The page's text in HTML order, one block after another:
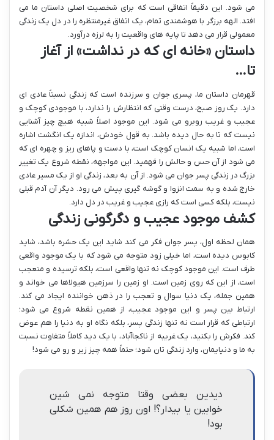
می شود. این دقیقاً اتفاقی است که برای شخصیت اصلی داستان ما می
افتد. الهه برزگر با هوشمندی تمام، یک اتفاق غیرمنتظره را در دل یک زندگی
معمولی قرار می دهد تا پایه های واقعیت را به لرزه درآورد.
داستان «خانه ای که در نداشت» از آغاز
تا…
قهرمان داستان ما، پسری جوان و سرزنده است که زندگی نسبتاً عادی ای
دارد. یک روز صبح، درست وقتی که انتظارش را ندارد، با موجودی کوچک و
عجیب و غریب روبرو می شود. این موجود اصلاً شبیه هیچ چیز آشنایی
نیست که تا به حال دیده باشد. به قول خودش، اندازه یک انگشت اشاره
است، اما شبیه یک انسان کوچک است، با دست و پاهای ریز و چهره ای که
می شود از آن حس و حالش را فهمید. این مواجهه، نقطه شروع یک تغییر
بزرگ در زندگی پسر جوان می شود. از آن به بعد، زندگی او از یک مسیر عادی
خارج شده و به سمت انزوا و گوشه گیری پیش می رود. دیگر آن آدم قبلی
نیست، بلکه کسی است که رازی عجیب و غریب در دل دارد.
کشف موجود عجیب و دگرگونی زندگی
همان لحظه اول، پسر جوان فکر می کند شاید این یک حشره باشد، شاید
کابوس دیده است، اما خیلی زود متوجه می شود که با یک موجود واقعی
طرف است. این موجود کوچک نه تنها واقعی است، بلکه ترسیده و متعجب
است، از این که روی زمین است. او زمین را سرزمین هیولاها می خواند و
همین جمله، یک دنیا سوال و تعجب را در ذهن خواننده ایجاد می کند.
ارتباط بین پسر و این موجود عجیب، از همین نقطه شروع می شود؛
ارتباطی که قرار است نه تنها زندگی پسر، بلکه نگاه او به دنیا را هم عوض
کند. فکرش را بکنید، یک غریبه از ناکجاآباد، با یک دید کاملاً متفاوت نسبت
به ما و دنیایمان، وارد زندگی تان شود؛ حتماً همه چیز زیر و رو می شود!
دیدین بعضی وقتا متوجه نمی شین
خوابین یا بیدار؟! اون روز هم همین شکلی
بود!